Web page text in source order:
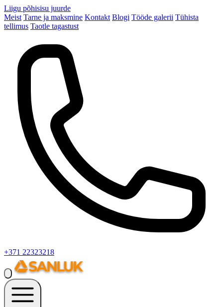
Liigu põhisisu juurde
Meist Tarne ja maksmine Kontakt Blogi Tööde galerii Tühista
tellimus Taotle tagastust
+371 22323218